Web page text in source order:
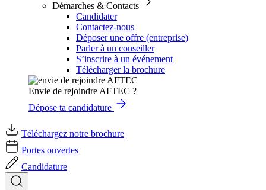
Démarches & Contacts
Candidater
Contactez-nous
Déposer une offre (entreprise)
Parler à un conseiller
S’inscrire à un événement
Télécharger la brochure
Envie de rejoindre AFTEC ?
Dépose ta candidature
Téléchargez notre brochure
Portes ouvertes
Candidature